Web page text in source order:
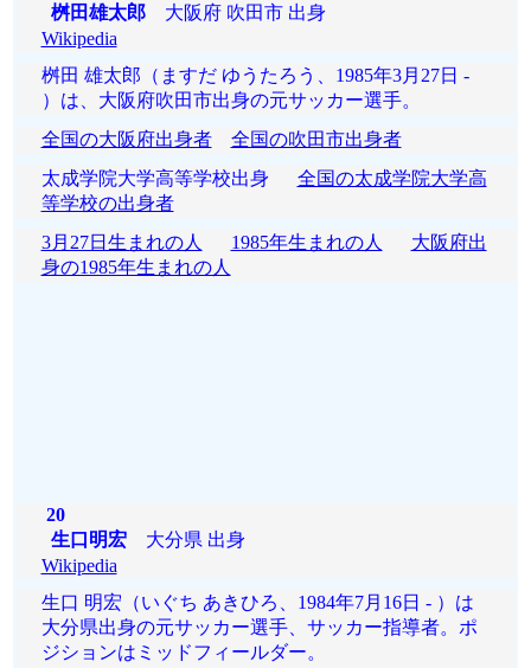
桝田雄太郎大阪府 吹田市 出身
Wikipedia
桝田 雄太郎（ますだ ゆうたろう、1985年3月27日 -
）は、大阪府吹田市出身の元サッカー選手。
全国の大阪府出身者
全国の吹田市出身者
太成学院大学高等学校出身 全国の太成学院大学高
等学校の出身者
3月27日生まれの人
1985年生まれの人
大阪府出
身の1985年生まれの人
20
生口明宏大分県 出身
Wikipedia
生口 明宏（いぐち あきひろ、1984年7月16日 - ）は
大分県出身の元サッカー選手、サッカー指導者。ポ
ジションはミッドフィールダー。